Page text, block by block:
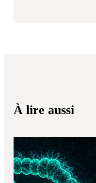
À lire aussi